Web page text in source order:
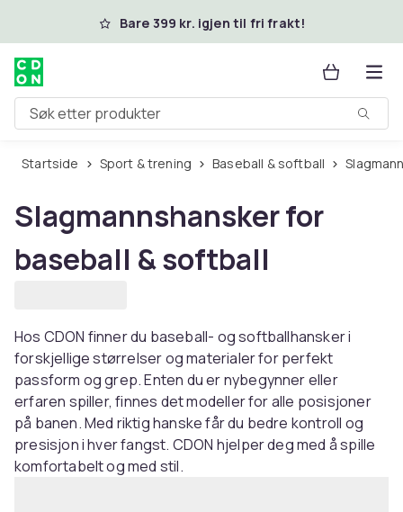
Hopp til hovedinnholdBare 399 kr. igjen til fri frakt!
Søk etter produkter
Startside Sport & trening Baseball & softball
Slagmannshansker for
baseball & softball
Hos CDON finner du baseball- og softballhansker i
forskjellige størrelser og materialer for perfekt
passform og grep. Enten du er nybegynner eller
erfaren spiller, finnes det modeller for alle posisjoner
på banen. Med riktig hanske får du bedre kontroll og
presisjon i hver fangst. CDON hjelper deg med å spille
komfortabelt og med stil.